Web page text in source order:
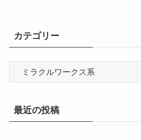
カテゴリー
リ
最近の投稿